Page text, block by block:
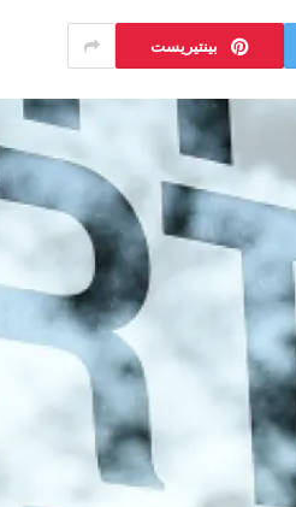
بينتيريست